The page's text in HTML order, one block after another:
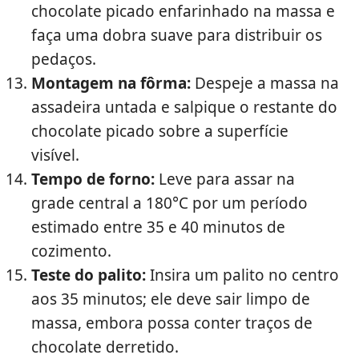
chocolate picado enfarinhado na massa e
faça uma dobra suave para distribuir os
pedaços.
Montagem na fôrma: Despeje a massa na
assadeira untada e salpique o restante do
chocolate picado sobre a superfície
visível.
Tempo de forno: Leve para assar na
grade central a 180°C por um período
estimado entre 35 e 40 minutos de
cozimento.
Teste do palito:Insira um palito no centro
aos 35 minutos; ele deve sair limpo de
massa, embora possa conter traços de
chocolate derretido.